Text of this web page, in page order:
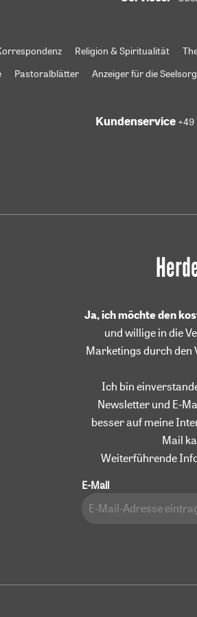
Religion & Spiritualität
Pastoralblätter Anzeiger für die
Kundenservice +49
Ja, ich möchte den
und willige in die
Marketings durch den
Ich bin
Newsletter und E-
besser auf meine
Mail
Weiterführende
E-Mail